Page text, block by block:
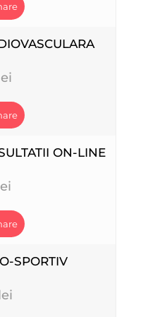
ON-LINE
SPORTIV